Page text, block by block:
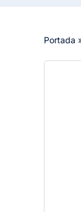
Portada